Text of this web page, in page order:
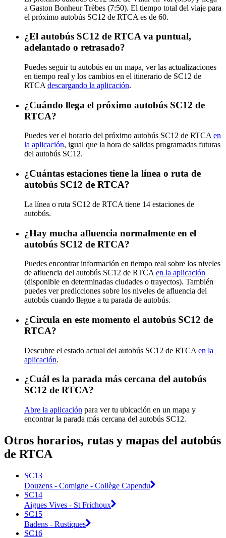
a Gaston Bonheur Trèbes (7:50). El tiempo total del viaje para
el próximo autobús SC12 de RTCA es de 60.
¿El autobús SC12 de RTCA va puntual,
adelantado o retrasado?
Puedes seguir tu autobús en un mapa, ver las actualizaciones
en tiempo real y los cambios en el itinerario de SC12 de
RTCA descargando la aplicación.
¿Cuándo llega el próximo autobús SC12 de
RTCA?
Puedes ver el horario del próximo autobús SC12 de RTCA en
la aplicación, igual que la hora de salidas programadas futuras
del autobús SC12.
¿Cuántas estaciones tiene la línea o ruta de
autobús SC12 de RTCA?
La línea o ruta SC12 de RTCA tiene 14 estaciones de
autobús.
¿Hay mucha afluencia normalmente en el
autobús SC12 de RTCA?
Puedes encontrar información en tiempo real sobre los niveles
de afluencia del autobús SC12 de RTCA en la aplicación
(disponible en determinadas ciudades o trayectos). También
puedes ver predicciones sobre los niveles de afluencia del
autobús cuando llegue a tu parada de autobús.
¿Circula en este momento el autobús SC12 de
RTCA?
Descubre el estado actual del autobús SC12 de RTCA en la
aplicación.
¿Cuál es la parada más cercana del autobús
SC12 de RTCA?
Abre la aplicación para ver tu ubicación en un mapa y
encontrar la parada más cercana del autobús SC12.
Otros horarios, rutas y mapas del autobús
de RTCA
SC13
Douzens - Comigne - Collège Capendu
SC14
Aigues Vives - St Frichoux
SC15
Badens - Rustiques
SC16